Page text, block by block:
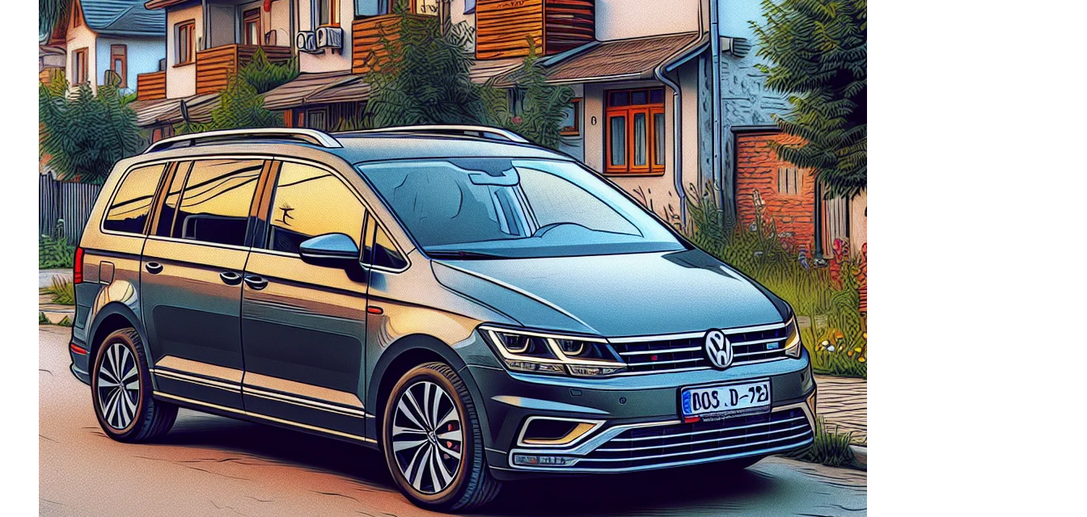
Navigatie Audi A6 C5
Navigatie Audi A6 C6
Navigatie Audi A6 C7
Navigatie Audi Q5
Ford
Navigație Ford Fiesta
Navigație Ford Focus 1
Navigație Ford Focus 2
Navigație Ford Focus MK3
Navigație Ford Mondeo MK3
Navigație Ford Mondeo MK4
Navigație Ford Transit
Mercedes
Navigație Mercedes C Class W203
Navigație Mercedes C Class W204
Navigație Mercedes W203
Navigație Mercedes W204
Navigație Mercedes W211
Navigație Mercedes Sprinter
Passat
Navigație Passat B5
Navigație Passat B5 5
Navigație Passat B6
Navigație Passat B7
Navigație Passat B8
Navigație Passat CC
Skoda
Navigație Skoda Fabia 1
Navigație Skoda Fabia 2
Navigație Skoda Octavia 1
Navigație Skoda Octavia 2
Navigație Skoda Octavia 3
Navigație Skoda Rapid
Navigație Skoda Superb 1
Navigație Skoda Superb 2
Navigație Toyota Avensis T25